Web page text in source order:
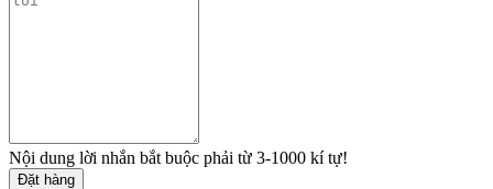
Nội dung lời nhắn bắt buộc phải từ 3-1000 kí tự!
Đặt hàng